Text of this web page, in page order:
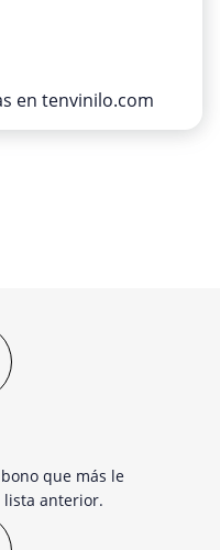
en tenvinilo.com
que más le
lista anterior.